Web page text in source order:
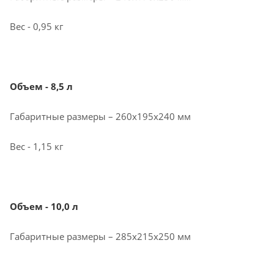
Вес - 0,95 кг
Объем - 8,5 л
Габаритные размеры – 260х195х240 мм
Вес - 1,15 кг
Объем - 10,0 л
Габаритные размеры – 285х215х250 мм